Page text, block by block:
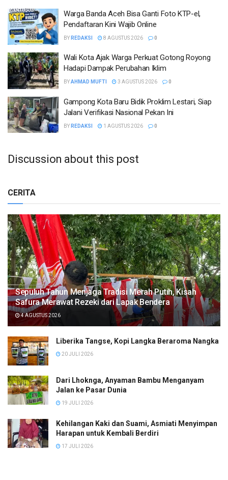
Warga Banda Aceh Bisa Ganti Foto KTP-el,
Pendaftaran Kini Wajib Online
BY REDAKSI 8 AGUSTUS 2026 0
Wali Kota Ajak Warga Perkuat Gotong Royong
Hadapi Dampak Perubahan Iklim
BYAHMAD MUFTI 3 AGUSTUS 2026 0
Gampong Kota Baru Bidik Proklim Lestari, Siap
Jalani Verifikasi Nasional Pekan Ini
BY REDAKSI 1 AGUSTUS 2026 0
Discussion about this post
CERITA
Sepuluh Tahun Menjaga Tradisi Merah Putih, Kisah
Safura Merawat Rezeki dari Lapak Bendera
4 AGUSTUS 2026
Liberika Tangse, Kopi Langka Beraroma Nangka
20 JULI 2026
Dari Lhoknga, Anyaman Bambu Menganyam
Jalan ke Pasar Dunia
19 JULI 2026
Kehilangan Kaki dan Suami, Asmiati Menyimpan
Harapan untuk Kembali Berdiri
17 JULI 2026